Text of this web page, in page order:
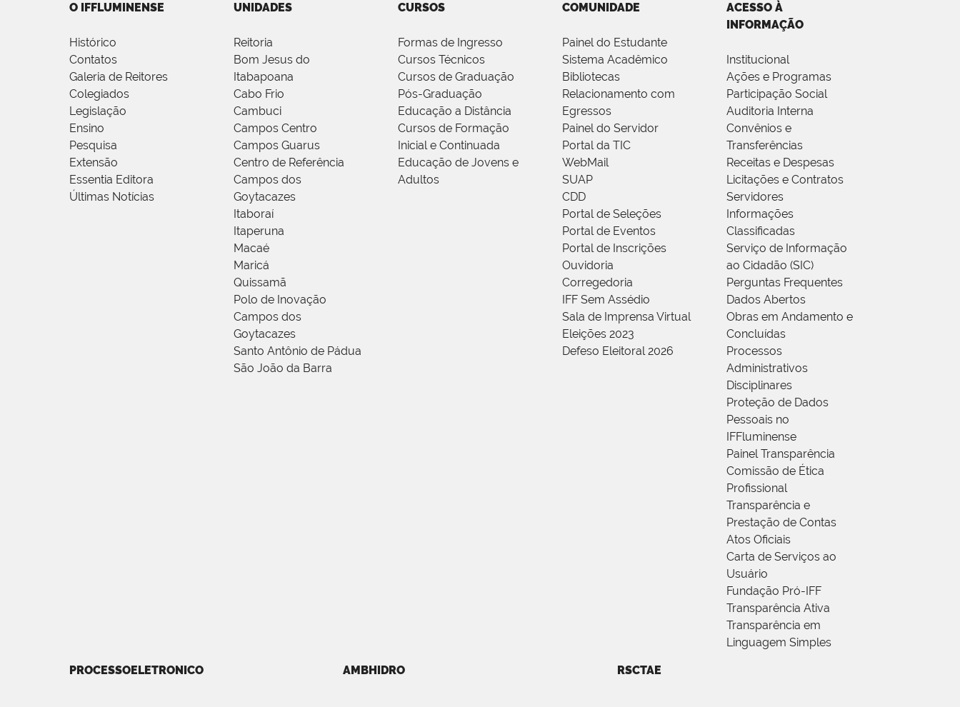
O IFFLUMINENSE
Histórico
Contatos
Galeria de Reitores
Colegiados
Legislação
Ensino
Pesquisa
Extensão
Essentia Editora
Últimas Notícias
UNIDADES
Reitoria
Bom Jesus do
Itabapoana
Cabo Frio
Cambuci
Campos Centro
Campos Guarus
Centro de Referência
Campos dos
Goytacazes
Itaboraí
Itaperuna
Macaé
Maricá
Quissamã
Polo de Inovação
Campos dos
Goytacazes
Santo Antônio de Pádua
São João da Barra
CURSOS
Formas de Ingresso
Cursos Técnicos
Cursos de Graduação
Pós-Graduação
Educação a Distância
Cursos de Formação
Inicial e Continuada
Educação de Jovens e
Adultos
COMUNIDADE
Painel do Estudante
Sistema Acadêmico
Bibliotecas
Relacionamento com
Egressos
Painel do Servidor
Portal da TIC
WebMail
SUAP
CDD
Portal de Seleções
Portal de Eventos
Portal de Inscrições
Ouvidoria
Corregedoria
IFF Sem Assédio
Sala de Imprensa Virtual
Eleições 2023
Defeso Eleitoral 2026
ACESSO À
INFORMAÇÃO
Institucional
Ações e Programas
Participação Social
Auditoria Interna
Convênios e
Transferências
Receitas e Despesas
Licitações e Contratos
Servidores
Informações
Classificadas
Serviço de Informação
ao Cidadão (SIC)
Perguntas Frequentes
Dados Abertos
Obras em Andamento e
Concluídas
Processos
Administrativos
Disciplinares
Proteção de Dados
Pessoais no
IFFluminense
Painel Transparência
Comissão de Ética
Profissional
Transparência e
Prestação de Contas
Atos Oficiais
Carta de Serviços ao
Usuário
Fundação Pró-IFF
Transparência Ativa
Transparência em
Linguagem Simples
PROCESSOELETRONICO AMBHIDRO RSCTAE